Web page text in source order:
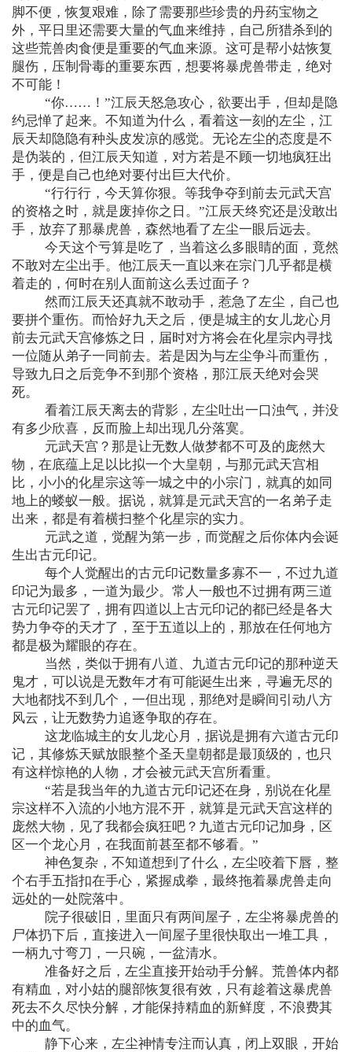
脚不便，恢复艰难，除了需要那些珍贵的丹药宝物之
外，平日里还需要大量的气血来维持，自己所猎杀到的
这些荒兽肉食便是重要的气血来源。这可是帮小姑恢复
腿伤，压制骨毒的重要东西，想要将暴虎兽带走，绝对
不可能！
“你……！”江辰天怒急攻心，欲要出手，但却是隐
约忌惮了起来。不知道为什么，看着这一刻的左尘，江
辰天却隐隐有种头皮发凉的感觉。无论左尘的态度是不
是伪装的，但江辰天知道，对方若是不顾一切地疯狂出
手，便是自己也绝对要付出巨大代价。
“行行行，今天算你狠。等我争夺到前去元武天宫
的资格之时，就是废掉你之日。”江辰天终究还是没敢出
手，放弃了那暴虎兽，森然地看了左尘一眼后远去。
今天这个亏算是吃了，当着这么多眼睛的面，竟然
不敢对左尘出手。他江辰天一直以来在宗门几乎都是横
着走的，何时在别人面前这么丢过面子？
然而江辰天还真就不敢动手，惹急了左尘，自己也
要拼个重伤。而恰好九天之后，便是城主的女儿龙心月
前去元武天宫修炼之日，届时对方将会在化星宗内寻找
一位随从弟子一同前去。若是因为与左尘争斗而重伤，
导致九日之后竞争不到那个资格，那江辰天绝对会哭
死。
看着江辰天离去的背影，左尘吐出一口浊气，并没
有多少欣喜，反而脸上却出现几分落寞。
元武天宫？那是让无数人做梦都不可及的庞然大
物，在底蕴上足以比拟一个大皇朝，与那元武天宫相
比，小小的化星宗这等一城之中的小宗门，就真的如同
地上的蝼蚁一般。据说，就算是元武天宫的一名弟子走
出来，都是有着横扫整个化星宗的实力。
元武之道，觉醒为第一步，而觉醒之后你体内会诞
生出古元印记。
每个人觉醒出的古元印记数量多寡不一，不过九道
印记为最多，一道为最少。常人一般也不过拥有两三道
古元印记罢了，拥有四道以上古元印记的都已经是各大
势力争夺的天才了，至于五道以上的，那放在任何地方
都是极为耀眼的存在。
当然，类似于拥有八道、九道古元印记的那种逆天
鬼才，可以说是无数年才有可能诞生出来，寻遍无尽的
大地都找不到几个，一但出现，那绝对是瞬间引动八方
风云，让无数势力追逐争取的存在。
这龙临城主的女儿龙心月，据说是拥有六道古元印
记，其修炼天赋放眼整个圣天皇朝都是最顶级的，也只
有这样惊艳的人物，才会被元武天宫所看重。
“若是我当年的九道古元印记还在身，别说在化星
宗这样不入流的小地方混不开，就算是元武天宫这样的
庞然大物，见了我都会疯狂吧？九道古元印记加身，区
区一个龙心月，在我面前甚至都不够看。”
神色复杂，不知道想到了什么，左尘咬着下唇，整
个右手五指扣在手心，紧握成拳，最终拖着暴虎兽走向
远处的一处院落中。
院子很破旧，里面只有两间屋子，左尘将暴虎兽的
尸体扔下后，直接进入一间屋子里很快取出一堆工具，
一柄九寸弯刀，一只碗，一盆清水。
准备好之后，左尘直接开始动手分解。荒兽体内都
有精血，对小姑的腿部恢复很有效，只有趁着这暴虎兽
死去不久尽快分解，才能保持精血的新鲜度，不浪费其
中的血气。
静下心来，左尘神情专注而认真，闭上双眼，开始